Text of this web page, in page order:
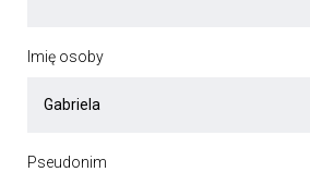
Imię osoby
Pseudonim